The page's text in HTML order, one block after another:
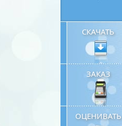
СКАЧАТЬ
ЗАКАЗ
ОЦЕНИВАТЬ